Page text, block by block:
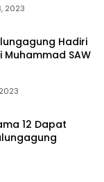
2023
Hadiri
SAW
12 Dapat